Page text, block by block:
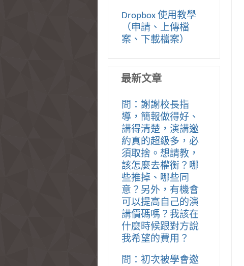
Dropbox 使用教學
（申請、上傳檔
案、下載檔案）
最新文章
問：謝謝校長指
導，簡報做得好、
講得清楚，演講邀
約真的超級多，必
須取捨。想請教，
該怎麼去權衡？哪
些推掉、哪些同
意？另外，有機會
可以提高自己的演
講價碼嗎？我該在
什麼時候跟對方說
我希望的費用？
問：初次被學會邀